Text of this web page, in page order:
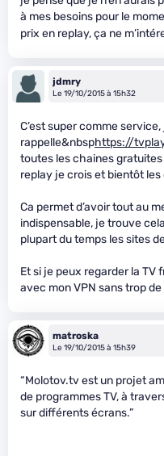
à mes besoins pour le
prix en replay, ça ne
jdmry
Le 19/10/2015 à 15h32
C’est super comme
rappelle&nbsphttps://
toutes les chaines
replay je crois et bientôt
Ca permet d’avoir tout au
indispensable, je trouve
plupart du temps les sites
Et si je peux regarder la TV
avec mon VPN sans trop
matroska
Le 19/10/2015 à 15h39
“Molotov.tv est un projet
de programmes TV, à
sur différents écrans.”